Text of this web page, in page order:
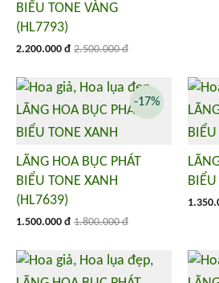
BIỂU TONE VÀNG
(HL7793)
2.200.000 đ 2.500.000 đ
LÃNG HOA BỤC PHÁT
BIỂU TONE XANH
(HL7639)
1.500.000 đ 1.800.000 đ
-17%